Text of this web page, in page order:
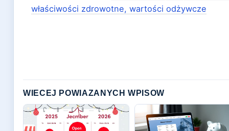
właściwości zdrowotne, wartości odżywcze
WIECEJ POWIAZANYCH WPISOW